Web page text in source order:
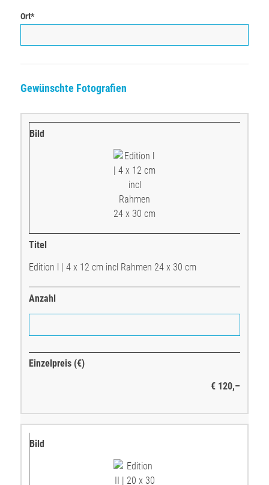
Ort*
Gewünschte Fotografien
Edition l | 4 x 12 cm incl Rahmen 24 x 30 cm
€ 120,–